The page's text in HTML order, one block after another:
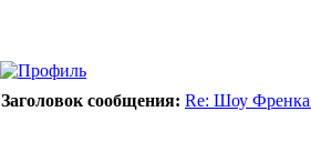
Заголовок сообщения: Re: Шоу Френка